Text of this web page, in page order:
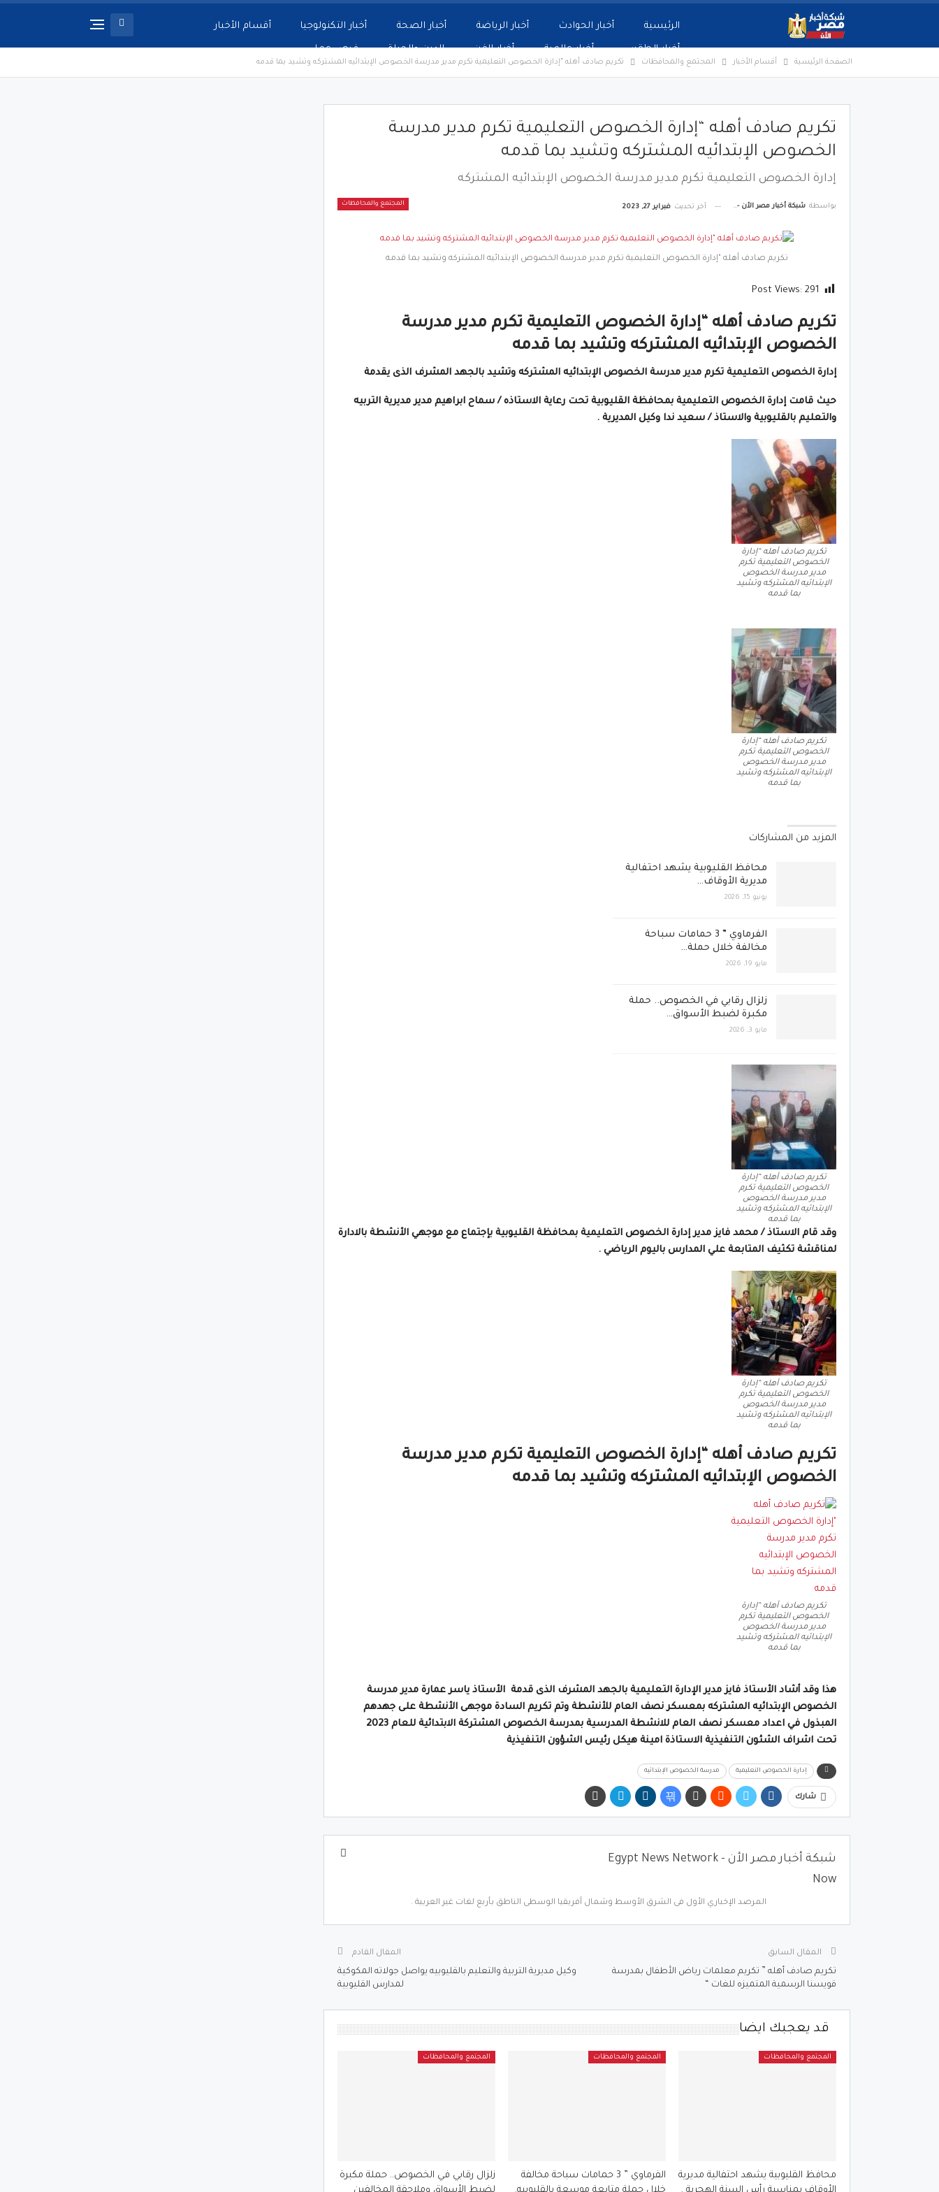
الرئيسية أخبار الحوادث أخبار الرياضة أخبار الصحة أخبار التكنولوجيا أقسام الأخبار
أخبار الطقس أخبار عالمية أخبار الفن الدين والحياة فرص عمل
الصفحة الرئيسية أقسام الأخبار المجتمع والمحافظات تكريم صادف أهله “إدارة الخصوص التعليمية تكرم مدير مدرسة الخصوص الإبتدائيه المشتركه وتشيد بما قدمه
تكريم صادف أهله “إدارة الخصوص التعليمية تكرم مدير مدرسة
الخصوص الإبتدائيه المشتركه وتشيد بما قدمه
إدارة الخصوص التعليمية تكرم مدير مدرسة الخصوص الإبتدائيه المشتركه
المجتمع والمحافظات بواسطة شبكة أخبار مصر الأن - Egypt News Network Now آخر تحديث فبراير 27, 2023
تكريم صادف أهله "إدارة الخصوص التعليمية تكرم مدير مدرسة الخصوص الإبتدائيه المشتركه وتشيد بما قدمه
Post Views: 291
تكريم صادف أهله “إدارة الخصوص التعليمية تكرم مدير مدرسة
الخصوص الإبتدائيه المشتركه وتشيد بما قدمه
إدارة الخصوص التعليمية تكرم مدير مدرسة الخصوص الإبتدائيه المشتركه وتشيد بالجهد المشرف الذى يقدمة
حيث قامت إدارة الخصوص التعليمية بمحافظة القليوبية تحت رعاية الاستاذه / سماح ابراهيم مدير مديرية التربيه
والتعليم بالقليوبية والاستاذ / سعيد ندا وكيل المديرية .
تكريم صادف أهله “إدارة
الخصوص التعليمية تكرم
مدير مدرسة الخصوص
الإبتدائيه المشتركه وتشيد
بما قدمه
تكريم صادف أهله “إدارة
الخصوص التعليمية تكرم
مدير مدرسة الخصوص
الإبتدائيه المشتركه وتشيد
بما قدمه
المزيد من المشاركات
محافظ القليوبية يشهد احتفالية
مديرية الأوقاف…
يونيو 15, 2026
الفرماوي ” 3 حمامات سباحة
مخالفة خلال حملة…
مايو 19, 2026
زلزال رقابي في الخصوص.. حملة
مكبرة لضبط الأسواق…
مايو 3, 2026
تكريم صادف أهله “إدارة
الخصوص التعليمية تكرم
مدير مدرسة الخصوص
الإبتدائيه المشتركه وتشيد
بما قدمه
وقد قام الاستاذ / محمد فايز مدير إدارة الخصوص التعليمية بمحافظة القليوبية بإجتماع مع موجهي الأنشطة بالادارة
لمناقشة تكثيف المتابعة علي المدارس باليوم الرياضي .
تكريم صادف أهله “إدارة
الخصوص التعليمية تكرم
مدير مدرسة الخصوص
الإبتدائيه المشتركه وتشيد
بما قدمه
تكريم صادف أهله “إدارة الخصوص التعليمية تكرم مدير مدرسة
الخصوص الإبتدائيه المشتركه وتشيد بما قدمه
تكريم صادف أهله “إدارة
الخصوص التعليمية تكرم
مدير مدرسة الخصوص
الإبتدائيه المشتركه وتشيد
بما قدمه
هذا وقد أشاد الأستاذ فايز مدير الإدارة التعليمية بالجهد المشرف الذى قدمة الأستاذ ياسر عمارة مدير مدرسة
الخصوص الإبتدائيه المشتركه بمعسكر نصف العام للأنشطة وتم تكريم السادة موجهى الأنشطة على جهدهم
المبذول في اعداد معسكر نصف العام للانشطة المدرسية بمدرسة الخصوص المشتركة الابتدائية للعام 2023
تحت اشراف الشئون التنفيذية الاستاذة امينة هيكل رئيس الشؤون التنفيذية
إدارة الخصوص التعليمية مدرسة الخصوص الإبتدائيه
شارك
شبكة أخبار مصر الأن - Egypt News Network
Now
المرصد الإخباري الأول فى الشرق الأوسط وشمال أفريقيا الوسطى الناطق بأربع لغات غير العربية .
المقال السابق
تكريم صادف أهله ” تكريم معلمات رياض الأطفال بمدرسة
قويسنا الرسمية المتميزه للغات “
المقال القادم
وكيل مديرية التربية والتعليم بالقليوبيه يواصل جولاته المكوكية
لمدارس القليوبية
قد يعجبك ايضا
المجتمع والمحافظات
محافظ القليوبية يشهد احتفالية مديرية
المجتمع والمحافظات
الفرماوي ” 3 حمامات سباحة مخالفة
المجتمع والمحافظات
زلزال رقابي في الخصوص.. حملة مكبرة